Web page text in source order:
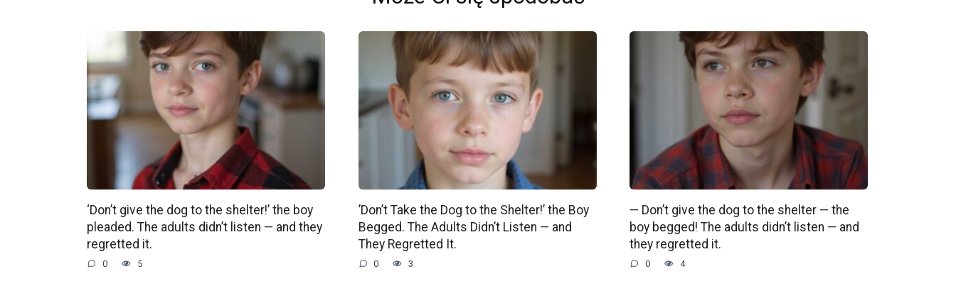
‘Don’t give the dog to the shelter!’ the boy
pleaded. The adults didn’t listen — and they
regretted it.
0 5
’Don’t Take the Dog to the Shelter!’ the Boy
Begged. The Adults Didn’t Listen — and
They Regretted It.
0 3
— Don’t give the dog to the shelter — the
boy begged! The adults didn’t listen — and
they regretted it.
0 4